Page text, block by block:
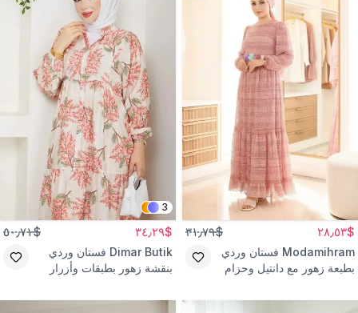
$٢٨٫٥٣ $٣١٫٧٩
Modamihram فستان وردي
بطبعة زهور مع دانتيل وحزام
3
$٣٤٫٢٩ $٥٠٫٧١
Dimar Butik فستان وردي
بنقشة زهور بطبقات وأزرار